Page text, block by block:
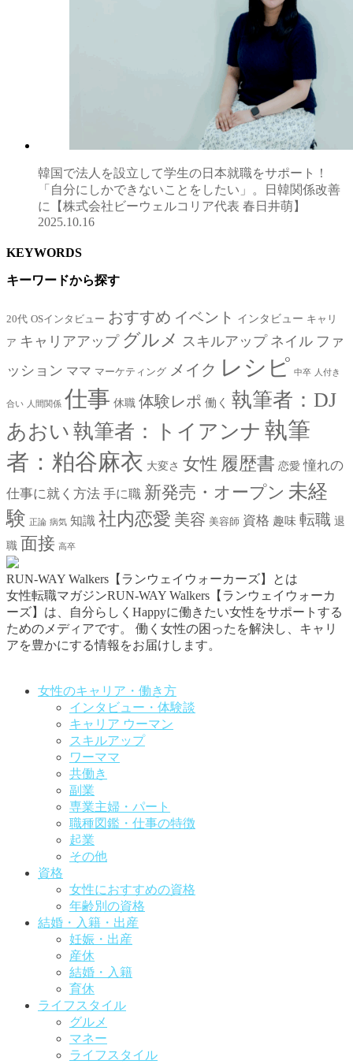
韓国で法人を設立して学生の日本就職をサポート！
「自分にしかできないことをしたい」。日韓関係改善
に【株式会社ビーウェルコリア代表 春日井萌】
2025.10.16
KEYWORDS
キーワードから探す
20代 OSインタビュー おすすめ イベント インタビュー キャリ
ア キャリアアップ グルメ スキルアップ ネイル ファ
ッション ママ マーケティング メイク レシピ 中卒 人付き
合い 人間関係 仕事 休職 体験レポ 働く 執筆者：DJ
あおい 執筆者：トイアンナ 執筆
者：粕谷麻衣 大変さ 女性 履歴書 恋愛 憧れの
仕事に就く方法 手に職 新発売・オープン 未経
験 正論 病気 知識 社内恋愛 美容 美容師 資格 趣味 転職 退
職 面接 高卒
RUN-WAY Walkers【ランウェイウォーカーズ】とは
女性転職マガジンRUN-WAY Walkers【ランウェイウォーカ
ーズ】は、自分らしくHappyに働きたい女性をサポートする
ためのメディアです。
働く女性の困ったを解決し、キャリ
アを豊かにする情報をお届けします。
女性のキャリア・働き方
インタビュー・体験談
キャリア ウーマン
スキルアップ
ワーママ
共働き
副業
専業主婦・パート
職種図鑑・仕事の特徴
起業
その他
資格
女性におすすめの資格
年齢別の資格
結婚・入籍・出産
妊娠・出産
産休
結婚・入籍
育休
ライフスタイル
グルメ
マネー
ライフスタイル